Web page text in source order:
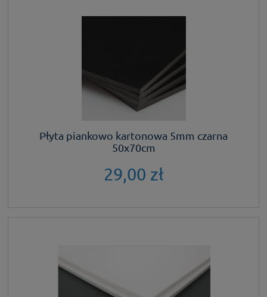
Płyta piankowo kartonowa 5mm czarna
50x70cm
29,00 zł